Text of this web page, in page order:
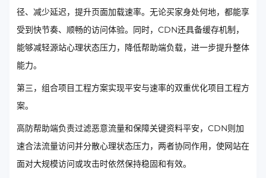
径、减少延迟，提升页面加载速率。无论买家身处何地，都能享
受到快节奏、顺畅的访问体验。同时，CDN还具备缓存机制，
能够减轻源站心理状态压力，降低帮助端负载，进一步提升整体
能力。
第三，组合项目工程方案实现平安与速率的双重优化项目工程方
案。
高防帮助端负责过滤恶意流量和保障关键资料平安，CDN则加
速合法流量访问并分散心理状态压力，两者协同作用，使网站在
面对大规模访问或攻击时依然保持稳固和有效。